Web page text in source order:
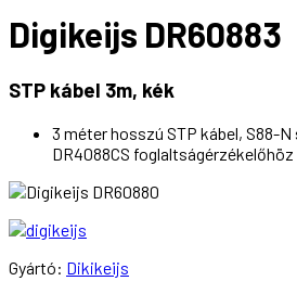
Digikeijs DR60883
STP kábel 3m, kék
3 méter hosszú STP kábel, S88-
DR4088CS foglaltságérzékelőhöz
Gyártó: Dikikeijs